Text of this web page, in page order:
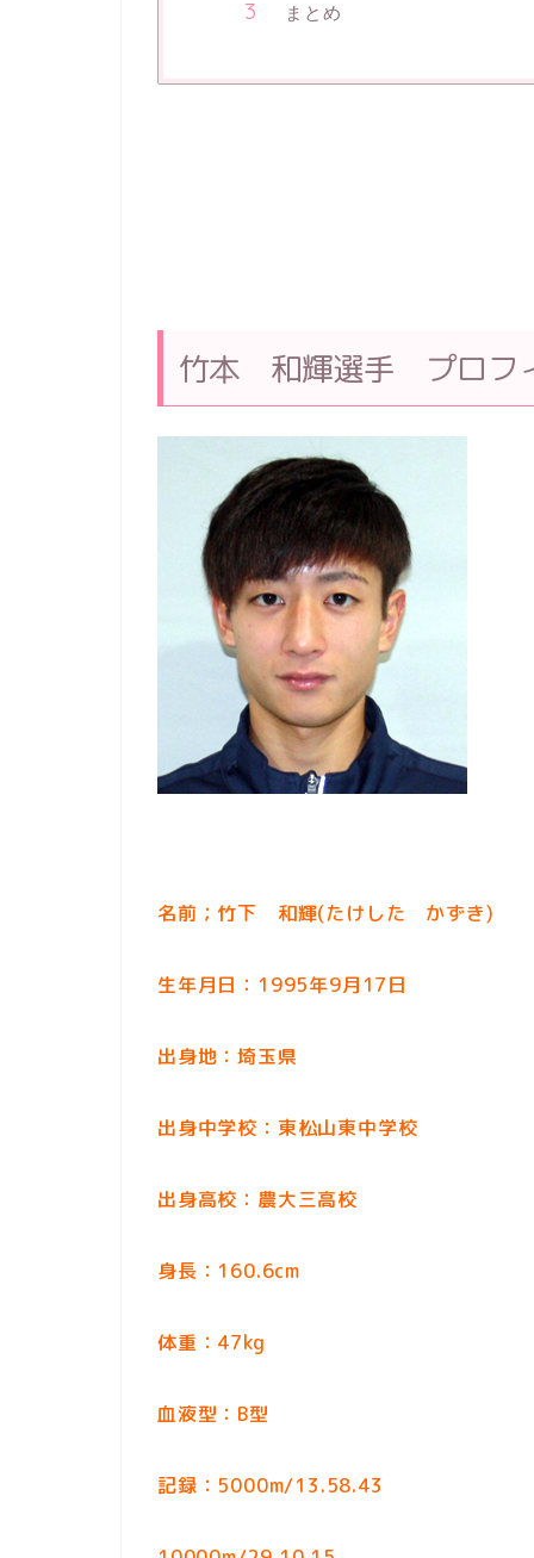
まとめ
竹本 和輝選手 プロフ
名前；竹下 和輝(たけした かずき)
生年月日：1995年9月17日
出身地：埼玉県
出身中学校：東松山東中学校
出身高校：農大三高校
身長：160.6cm
体重：47kg
血液型：B型
記録：5000m/13.58.43